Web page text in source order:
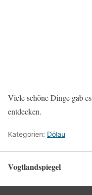
Viele schöne Dinge gab
entdecken.
Kategorien: Dölau
Vogtlandspiegel